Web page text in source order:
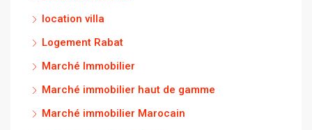
location villa
Logement Rabat
Marché Immobilier
Marché immobilier haut de gamme
Marché immobilier Marocain